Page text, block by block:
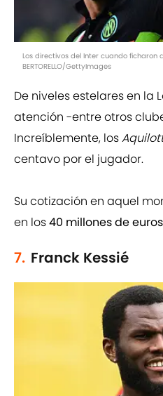
Los directivos del Inter cuando ficharon
BERTORELLO/GettyImages
De niveles estelares en la
atención -entre otros
Increíblemente, los
centavo por el jugador.
Su cotización en aquel
en los40 millones de
7. Franck Kessié